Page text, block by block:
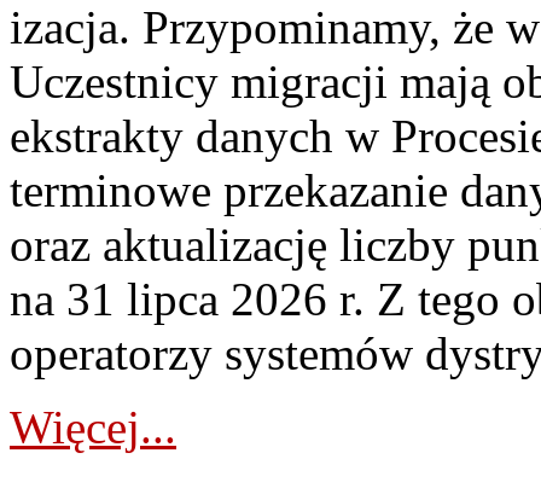
izacja. Przypominamy, że
Uczestnicy migracji mają
ekstrakty danych w
terminowe przekazanie
oraz aktualizację liczby
na 31 lipca 2026 r. Z tego
operatorzy systemów
Więcej...